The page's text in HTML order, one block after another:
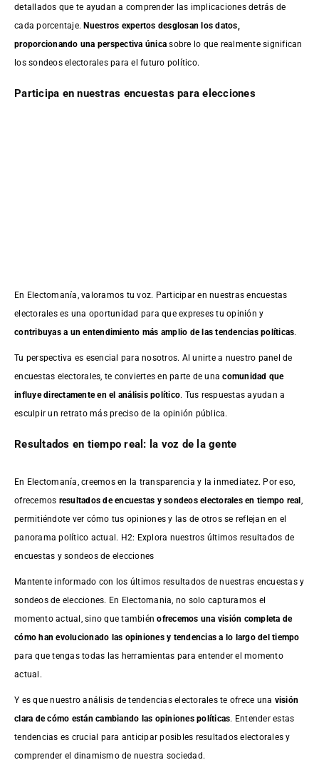
detallados que te ayudan a comprender las implicaciones detrás de
cada porcentaje.Nuestros expertos desglosan los datos,
proporcionando una perspectiva única sobre lo que realmente significan
los sondeos electorales para el futuro político.
Participa en nuestras encuestas para elecciones
En Electomanía, valoramos tu voz. Participar en nuestras encuestas
electorales es una oportunidad para que expreses tu opinión y
contribuyas a un entendimiento más amplio de las tendencias políticas.
Tu perspectiva es esencial para nosotros. Al unirte a nuestro panel de
encuestas electorales, te conviertes en parte de unacomunidad que
influye directamente en el análisis político. Tus respuestas ayudan a
esculpir un retrato más preciso de la opinión pública.
Resultados en tiempo real: la voz de la gente
En Electomanía, creemos en la transparencia y la inmediatez. Por eso,
ofrecemos resultados deencuestas y sondeos electorales en tiempo real
permitiéndote ver cómo tus opiniones y las de otros se reflejan en el
panorama político actual. H2: Explora nuestros últimos resultados de
encuestas y sondeos de elecciones
Mantente informado con los últimos resultados de nuestras encuestasy
sondeos de elecciones. En Electomania, no solo capturamos el
momento actual, sino que tambiénofrecemos una visión completa de
cómo han evolucionado las opiniones y tendencias a lo largo del tiempo
para que tengas todas las herramientas para entender el momento
actual.
Y es que nuestro análisis de tendencias electorales te ofrece una visión
clara de cómo están cambiando las opiniones políticas. Entender estas
tendencias es crucial para anticipar posibles resultados electorales y
comprender el dinamismo de nuestra sociedad.